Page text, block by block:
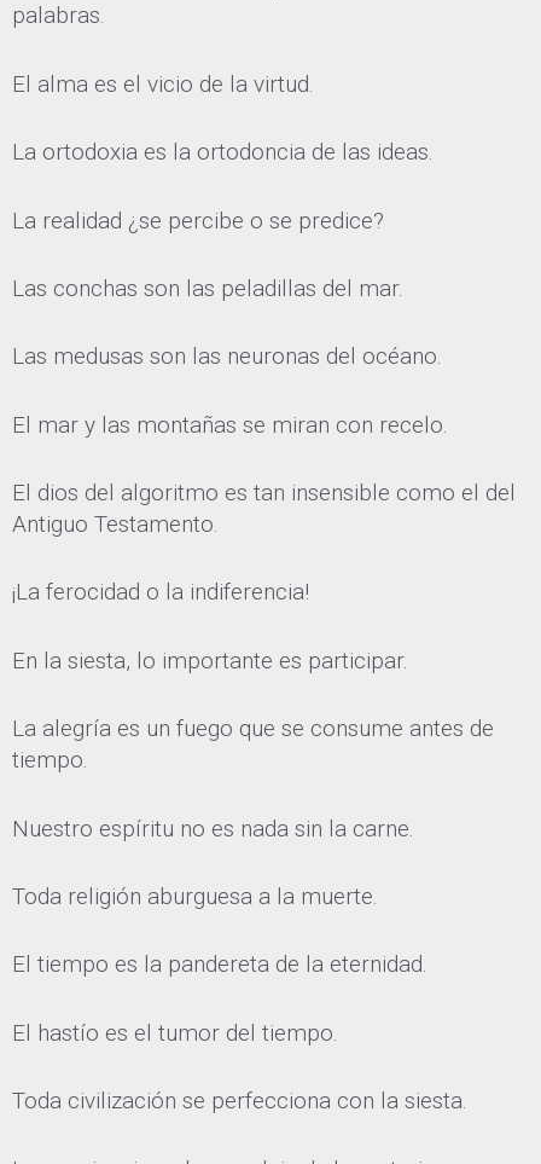
palabras.
El alma es el vicio de la virtud.
La ortodoxia es la ortodoncia de las ideas.
La realidad ¿se percibe o se predice?
Las conchas son las peladillas del mar.
Las medusas son las neuronas del océano.
El mar y las montañas se miran con recelo.
El dios del algoritmo es tan insensible como el del
Antiguo Testamento.
¡La ferocidad o la indiferencia!
En la siesta, lo importante es participar.
La alegría es un fuego que se consume antes de
tiempo.
Nuestro espíritu no es nada sin la carne.
Toda religión aburguesa a la muerte.
El tiempo es la pandereta de la eternidad.
El hastío es el tumor del tiempo.
Toda civilización se perfecciona con la siesta.